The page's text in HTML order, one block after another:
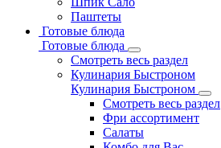
Паштеты
Готовые блюда
Готовые блюда
Смотреть весь раздел
Кулинария Быстроном
Кулинария Быстроном
Смотреть весь раздел
Фри ассортимент
Салаты